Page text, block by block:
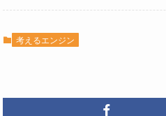
考えるエンジン